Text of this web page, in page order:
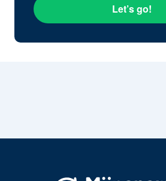
Let’s go!